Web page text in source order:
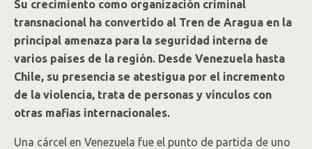
Su crecimiento como organización criminal
transnacional ha convertido al Tren de Aragua en la
principal amenaza para la seguridad interna de
varios países de la región. Desde Venezuela hasta
Chile, su presencia se atestigua por el incremento
de la violencia, trata de personas y vínculos con
otras mafias internacionales.
Una cárcel en Venezuela fue el punto de partida de uno